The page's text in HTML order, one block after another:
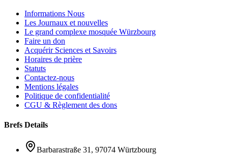
Informations Nous
Les Journaux et nouvelles
Le grand complexe mosquée Würzbourg
Faire un don
Acquérir Sciences et Savoirs
Horaires de prière
Statuts
Contactez-nous
Mentions légales
Politique de confidentialité
CGU & Règlement des dons
Brefs Details
Barbarastraße 31, 97074 Würtzbourg